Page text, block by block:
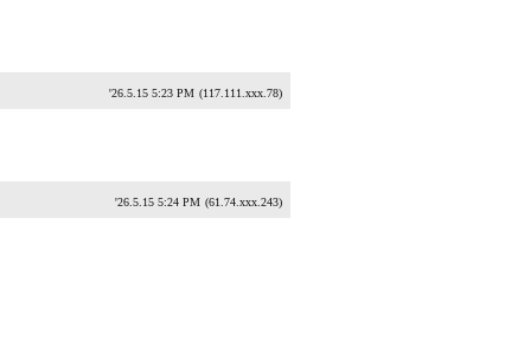
'26.5.15 5:23 PM (117.111.xxx.78)
'26.5.15 5:24 PM (61.74.xxx.243)